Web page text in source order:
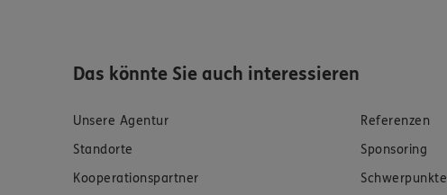
Das könnte Sie auch interessieren
Unsere Agentur
Referenzen
Standorte
Sponsoring
Kooperationspartner
Schwerpunkte